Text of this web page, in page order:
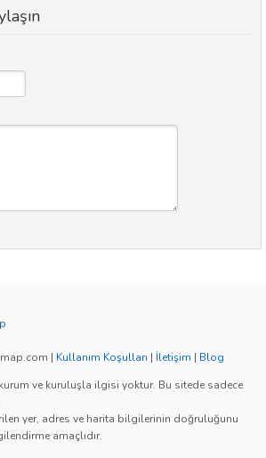
| Kullanım Koşulları | İletişim | Blog
ve kuruluşla ilgisi yoktur. Bu sitede sadece
yer, adres ve harita bilgilerinin doğruluğunu
amaçlıdır.